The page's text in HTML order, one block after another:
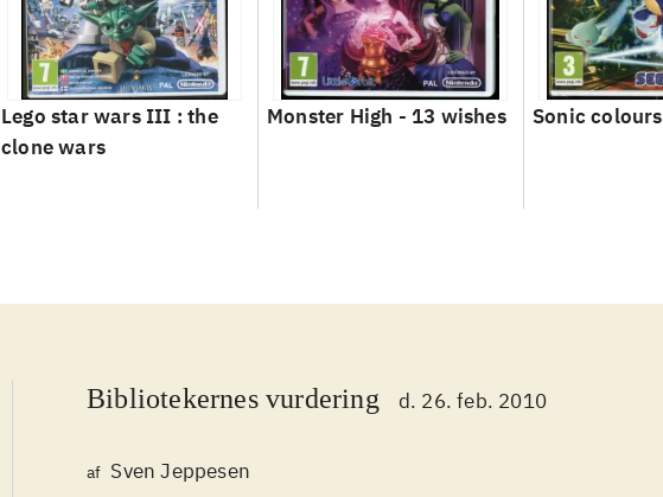
Lego star wars III : the
clone wars
Monster High - 13 wishes Sonic colours
Bibliotekernes vurdering d. 26. feb. 2010
af Sven Jeppesen